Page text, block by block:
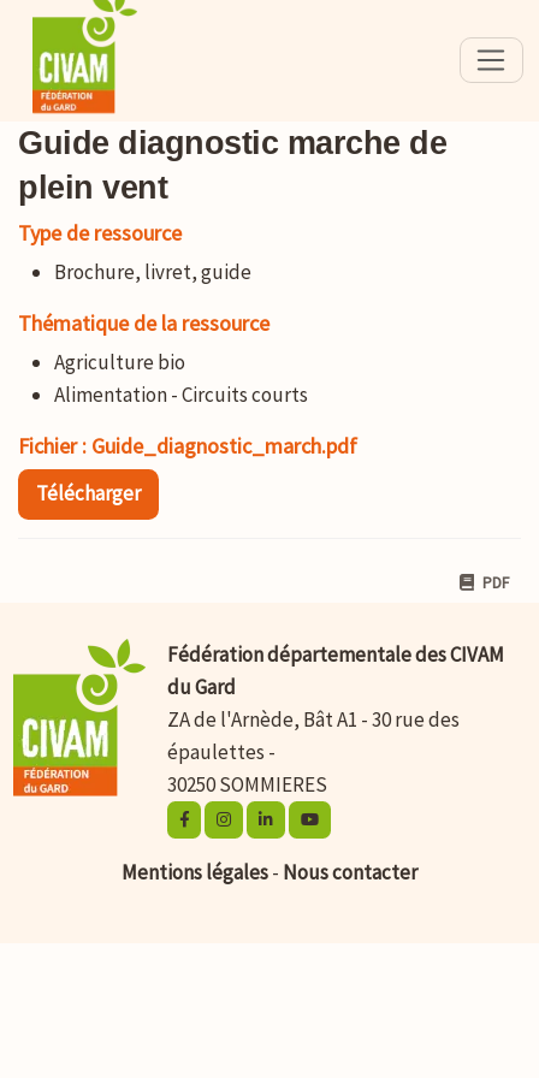
Guide diagnostic marche de
plein vent
Type de ressource
Brochure, livret, guide
Thématique de la ressource
Agriculture bio
Alimentation - Circuits courts
Fichier : Guide_diagnostic_march.pdf
Télécharger
PDF
Fédération départementale des CIVAM
du Gard
ZA de l'Arnède, Bât A1 - 30 rue des
épaulettes -
30250 SOMMIERES
Mentions légales- Nous contacter